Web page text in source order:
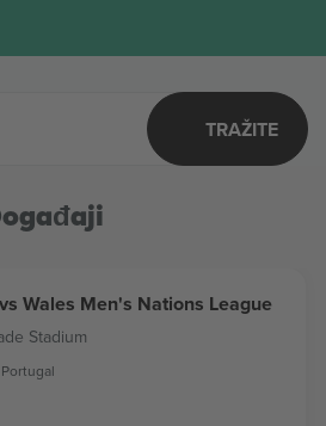
TRAŽITE
Wales Men's Nations League
Stadium